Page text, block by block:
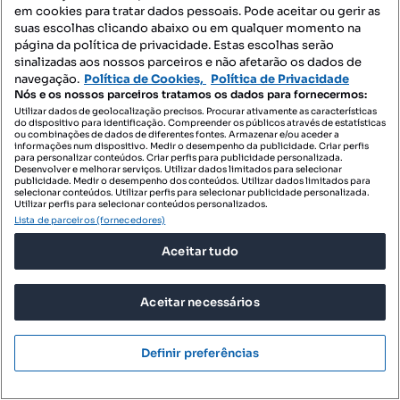
240 000 €3478,26 €/m²
Churrasqueira Tagus Park
Preço por metro quadrado
69 m²
CENTURY 21 Colombo
Profissional
Pesquisa um negócio perfeito?
aparecerem novos anúncios coincidentes.
em cookies para tratar dados pessoais. Pode aceitar ou gerir as
suas escolhas clicando abaixo ou em qualquer momento na
página da política de privacidade. Estas escolhas serão
sinalizadas aos nossos parceiros e não afetarão os dados de
navegação. Política de Cookies, Política de Privacidade
Nós e os nossos parceiros tratamos os dados para fornecermos:
Utilizar dados de geolocalização precisos. Procurar ativamente as características
do dispositivo para identificação. Compreender os públicos através de estatísticas
ou combinações de dados de diferentes fontes. Armazenar e/ou aceder a
informações num dispositivo. Medir o desempenho da publicidade. Criar perfis
para personalizar conteúdos. Criar perfis para publicidade personalizada.
Desenvolver e melhorar serviços. Utilizar dados limitados para selecionar
publicidade. Medir o desempenho dos conteúdos. Utilizar dados limitados para
selecionar conteúdos. Utilizar perfis para selecionar publicidade personalizada.
Utilizar perfis para selecionar conteúdos personalizados.
Lista de parceiros (fornecedores)
Aceitar tudo
Aceitar necessários
Definir preferências